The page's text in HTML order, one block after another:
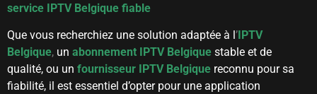
service IPTV Belgique fiable
Que vous recherchiez une solution adaptée à l’IPTV
Belgique, un abonnement IPTV Belgique stable et de
qualité, ou un fournisseur IPTV Belgique reconnu pour sa
fiabilité, il est essentiel d’opter pour une application